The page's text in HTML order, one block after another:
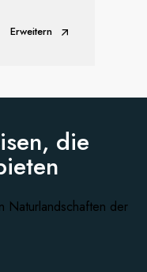
Erweitern
die
Naturlandschaften der